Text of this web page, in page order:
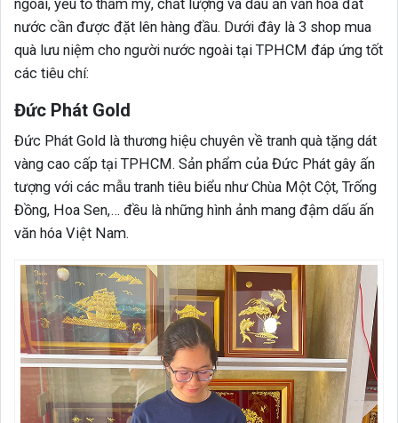
ngoài, yếu tố thẩm mỹ, chất lượng và dấu ấn văn hóa đất
nước cần được đặt lên hàng đầu. Dưới đây là 3 shop mua
quà lưu niệm cho người nước ngoài tại TPHCM đáp ứng tốt
các tiêu chí:
Đức Phát Gold
Đức Phát Gold là thương hiệu chuyên về tranh quà tặng dát
vàng cao cấp tại TPHCM. Sản phẩm của Đức Phát gây ấn
tượng với các mẫu tranh tiêu biểu như Chùa Một Cột, Trống
Đồng, Hoa Sen,… đều là những hình ảnh mang đậm dấu ấn
văn hóa Việt Nam.